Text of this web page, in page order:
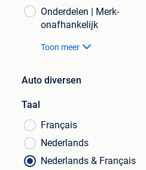
Onderdelen | Merk-
onafhankelijk
Toon meer
Auto diversen
Taal
Français
Nederlands
Nederlands & Français